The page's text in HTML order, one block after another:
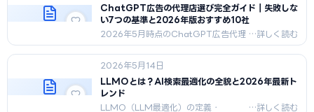
測指標を紹介。
ChatGPT広告の代理店選び完全ガイド｜失敗しな
い7つの基準と2026年版おすすめ10社
2026年5月時点のChatGPT広告代理
店20社調査をもとに、失敗しない7つ
の判断基準、料金タイプ別の最適マト
リクス、おすすめ10社の比較表、商談
前に確認すべき10の質問までを業界の
中立視点で整理。
2026年5月14日
LLMOとは？AI検索最適化の全貌と2026年最新ト
レンド
LLMO（LLM最適化）の定義・